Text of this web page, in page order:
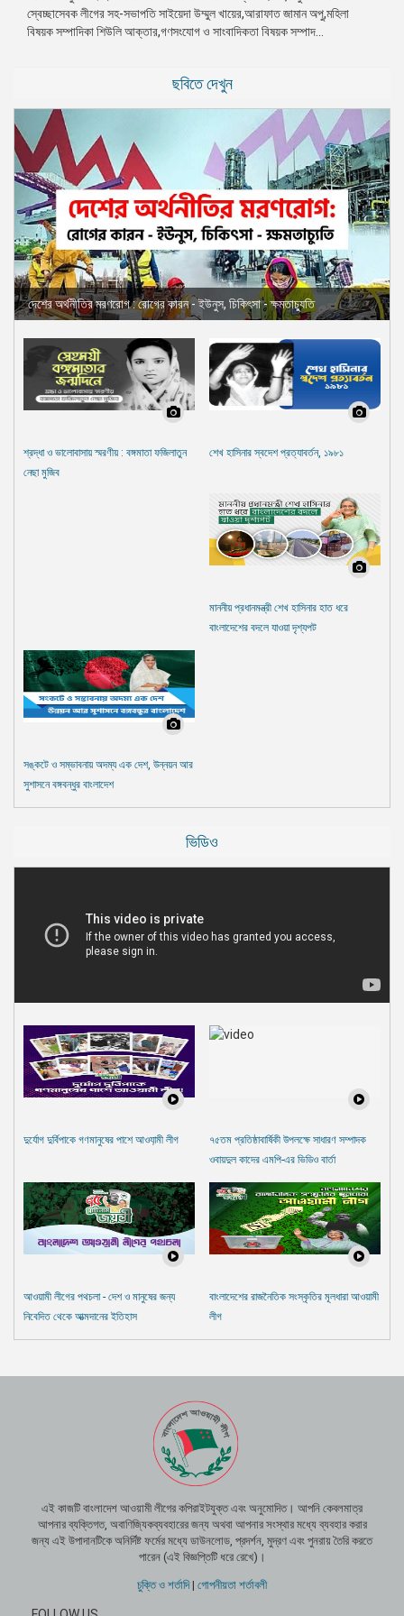
প্রেস
রিলিজ
গ্যালারি
বিএনপি-
জামায়াত
সহিংসতা
সংগঠন
নির্বাচনী
ইশতেহার
স্বেচ্ছাসেবক লীগের সহ-সভাপতি সাইয়েদা উম্মুল খায়ের,আরাফাত জামান অপু,মহিলা
বিষয়ক সম্পাদিকা শিউলি আক্তার,গণসংযোগ ও সাংবাদিকতা বিষয়ক সম্পাদ...
ছবিতে দেখুন
দেশের অর্থনীতির মরণরোগ : রোগের কারন - ইউনুস, চিকিৎসা - ক্ষমতাচ্যুতি
শ্রদ্ধা ও ভালোবাসায় স্মরণীয় : বঙ্গমাতা ফজিলাতুন
নেছা মুজিব
শেখ হাসিনার স্বদেশ প্রত্যাবর্তন, ১৯৮১
মাননীয় প্রধানমন্ত্রী শেখ হাসিনার হাত ধরে
বাংলাদেশের বদলে যাওয়া দৃশ্যপট
সঙ্কটে ও সম্ভাবনায় অদম্য এক দেশ, উন্নয়ন আর
সুশাসনে বঙ্গবন্ধুর বাংলাদেশ
ভিডিও
দুর্যোগ দুর্বিপাকে গণমানুষের পাশে আওযা়মী লীগ
৭৫তম প্রতিষ্ঠাবার্ষিকী উপলক্ষে সাধারণ সম্পাদক
ওবায়দুল কাদের এমপি-এর ভিডিও বার্তা
আওয়ামী লীগের পথচলা - দেশ ও মানুষের জন্য
নিবেদিত থেকে আত্মদানের ইতিহাস
বাংলাদেশের রাজনৈতিক সংস্কৃতির মূলধারা আওয়ামী
লীগ
এই কাজটি বাংলাদেশ আওয়ামী লীগের কপিরাইটযুক্ত এবং অনুমোদিত। আপনি কেবলমাত্র
আপনার ব্যক্তিগত, অবাণিজ্যিকব্যবহারের জন্য অথবা আপনার সংস্থার মধ্যে ব্যবহার করার
জন্য এই উপাদানটিকে অনির্দিষ্ট ফর্মের মধ্যে ডাউনলোড, প্রদর্শন, মুদ্রণ এবং পুনরায় তৈরি করতে
পারেন (এই বিজ্ঞপ্তিটি ধরে রেখে)।
চুক্তি ও শর্তাদি| গোপনীয়তা শর্তাবলী